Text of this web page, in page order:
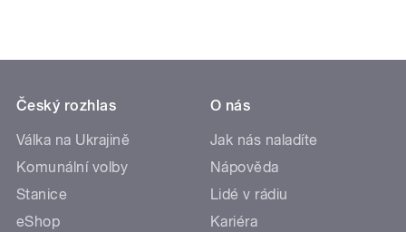
Český rozhlas
Válka na Ukrajině
Komunální volby
Stanice
eShop
O nás
Jak nás naladíte
Nápověda
Lidé v rádiu
Kariéra